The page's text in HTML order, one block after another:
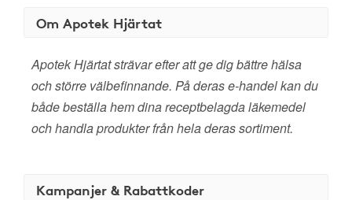
Om Apotek Hjärtat
Apotek Hjärtat strävar efter att ge dig bättre hälsa
och större välbefinnande. På deras e-handel kan du
både beställa hem dina receptbelagda läkemedel
och handla produkter från hela deras sortiment.
Kampanjer & Rabattkoder